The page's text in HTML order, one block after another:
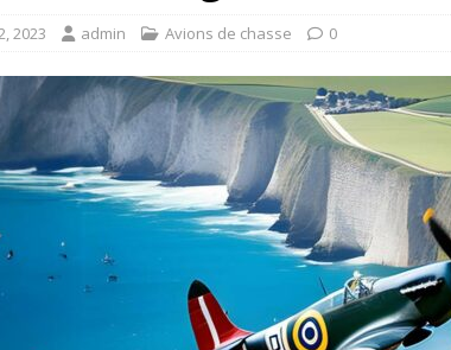
2023 admin Avions de chasse 0